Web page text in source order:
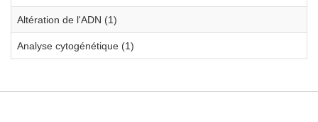
Altération de l'ADN (1)
Analyse cytogénétique (1)